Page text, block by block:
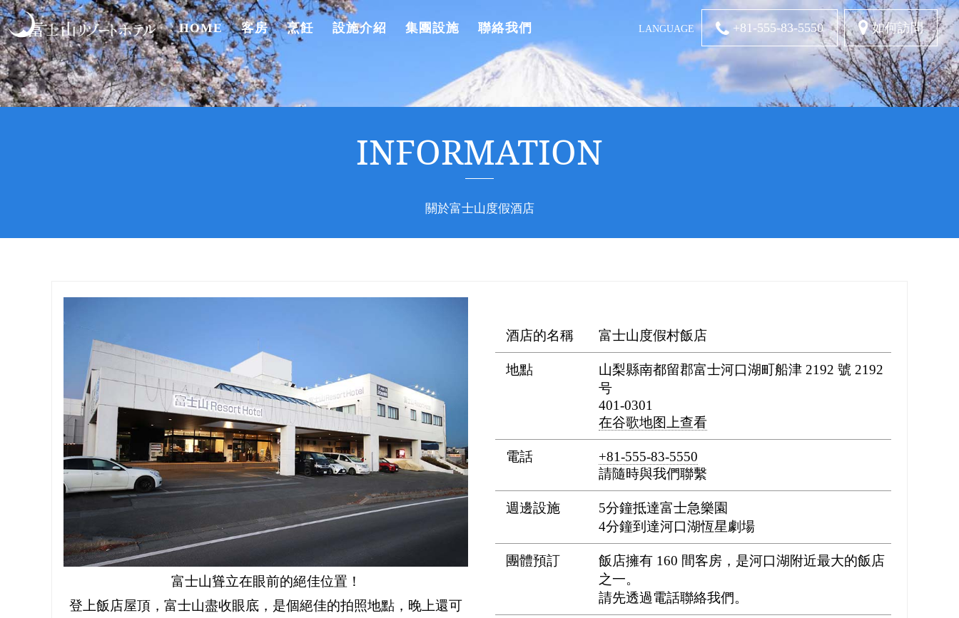
HOME 客房 烹飪 設施介紹 集團設施 聯絡我們 如何訪問
+81-555-83-5550
LANGUAGE
ENGLISH
Tiếng Việt
中国語-簡体
INFORMATION
關於富士山度假酒店
富士山聳立在眼前的絕佳位置！
登上飯店屋頂，富士山盡收眼底，是個絕佳的拍照地點，晚上還可
酒店的名稱 富士山度假村飯店
地點
山梨縣南都留郡富士河口湖町船津 2192 號 2192
号
401-0301
在谷歌地图上查看
電話
+81-555-83-5550
請隨時與我們聯繫
週邊設施
5分鐘抵達富士急樂園
4分鐘到達河口湖恆星劇場
團體預訂
飯店擁有 160 間客房，是河口湖附近最大的飯店
之一。
請先透過電話聯絡我們。